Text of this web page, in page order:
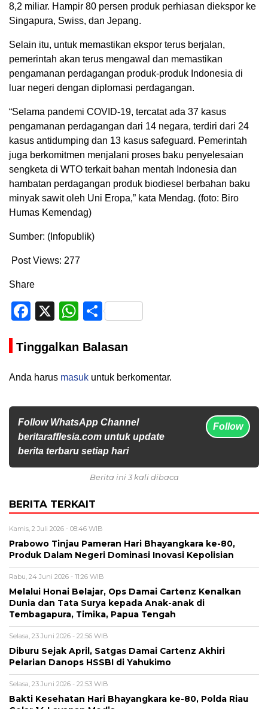
8,2 miliar. Hampir 80 persen produk perhiasan diekspor ke
Singapura, Swiss, dan Jepang.
Selain itu, untuk memastikan ekspor terus berjalan,
pemerintah akan terus mengawal dan memastikan
pengamanan perdagangan produk-produk Indonesia di
luar negeri dengan diplomasi perdagangan.
“Selama pandemi COVID-19, tercatat ada 37 kasus
pengamanan perdagangan dari 14 negara, terdiri dari 24
kasus antidumping dan 13 kasus safeguard. Pemerintah
juga berkomitmen menjalani proses baku penyelesaian
sengketa di WTO terkait bahan mentah Indonesia dan
hambatan perdagangan produk biodiesel berbahan baku
minyak sawit oleh Uni Eropa,” kata Mendag. (foto: Biro
Humas Kemendag)
Sumber: (Infopublik)
Post Views: 277
Share
Facebook
X WhatsApp
Share
Tinggalkan Balasan
Anda harus masuk untuk berkomentar.
Follow WhatsApp Channel
beritarafflesia.com untuk update
berita terbaru setiap hari
Follow
Berita ini 3 kali dibaca
BERITA TERKAIT
Kamis, 2 Juli 2026 - 08:46 WIB
Prabowo Tinjau Pameran Hari Bhayangkara ke-80,
Produk Dalam Negeri Dominasi Inovasi Kepolisian
Rabu, 24 Juni 2026 - 11:26 WIB
Melalui Honai Belajar, Ops Damai Cartenz Kenalkan
Dunia dan Tata Surya kepada Anak-anak di
Tembagapura, Timika, Papua Tengah
Selasa, 23 Juni 2026 - 22:56 WIB
Diburu Sejak April, Satgas Damai Cartenz Akhiri
Pelarian Danops HSSBI di Yahukimo
Selasa, 23 Juni 2026 - 22:53 WIB
Bakti Kesehatan Hari Bhayangkara ke-80, Polda Riau